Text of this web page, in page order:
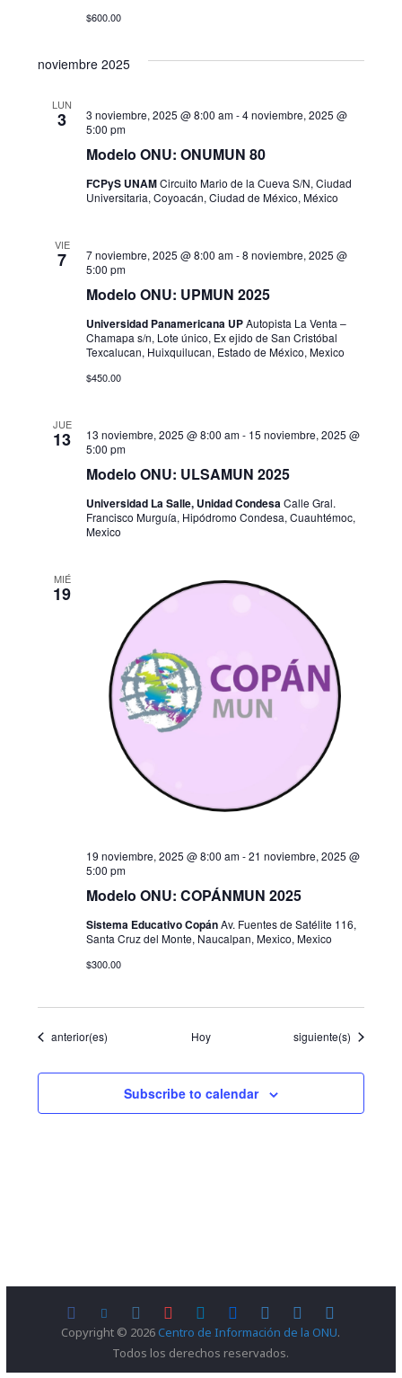
t
s
$600.00
noviembre 2025
LUN
3
Modelo ONU: ONUMUN 80
3 noviembre, 2025 @ 8:00 am-4 noviembre, 2025 @
5:00 pm
FCPyS UNAMCircuito Mario de la Cueva S/N, Ciudad
Universitaria, Coyoacán, Ciudad de México, México
VIE
7
Modelo ONU: UPMUN 2025
7 noviembre, 2025 @ 8:00 am-8 noviembre, 2025 @
5:00 pm
Universidad Panamericana UPAutopista La Venta –
Chamapa s/n, Lote único, Ex ejido de San Cristóbal
Texcalucan, Huixquilucan, Estado de México, Mexico
$450.00
JUE
13
Modelo ONU: ULSAMUN 2025
13 noviembre, 2025 @ 8:00 am- 15 noviembre, 2025 @
5:00 pm
Universidad La Salle, Unidad CondesaCalle Gral.
Francisco Murguía, Hipódromo Condesa, Cuauhtémoc,
Mexico
MIÉ
19
Modelo ONU: COPÁNMUN 2025
19 noviembre, 2025 @ 8:00 am-21 noviembre, 2025 @
5:00 pm
Sistema Educativo CopánAv. Fuentes de Satélite 116,
Santa Cruz del Monte, Naucalpan, Mexico, Mexico
$300.00
Eventos
anterior(es) Hoy Eventos
siguiente(s)
Subscribe to calendar
Copyright © 2026Centro de Información de la ONU.
Todos los derechos reservados.